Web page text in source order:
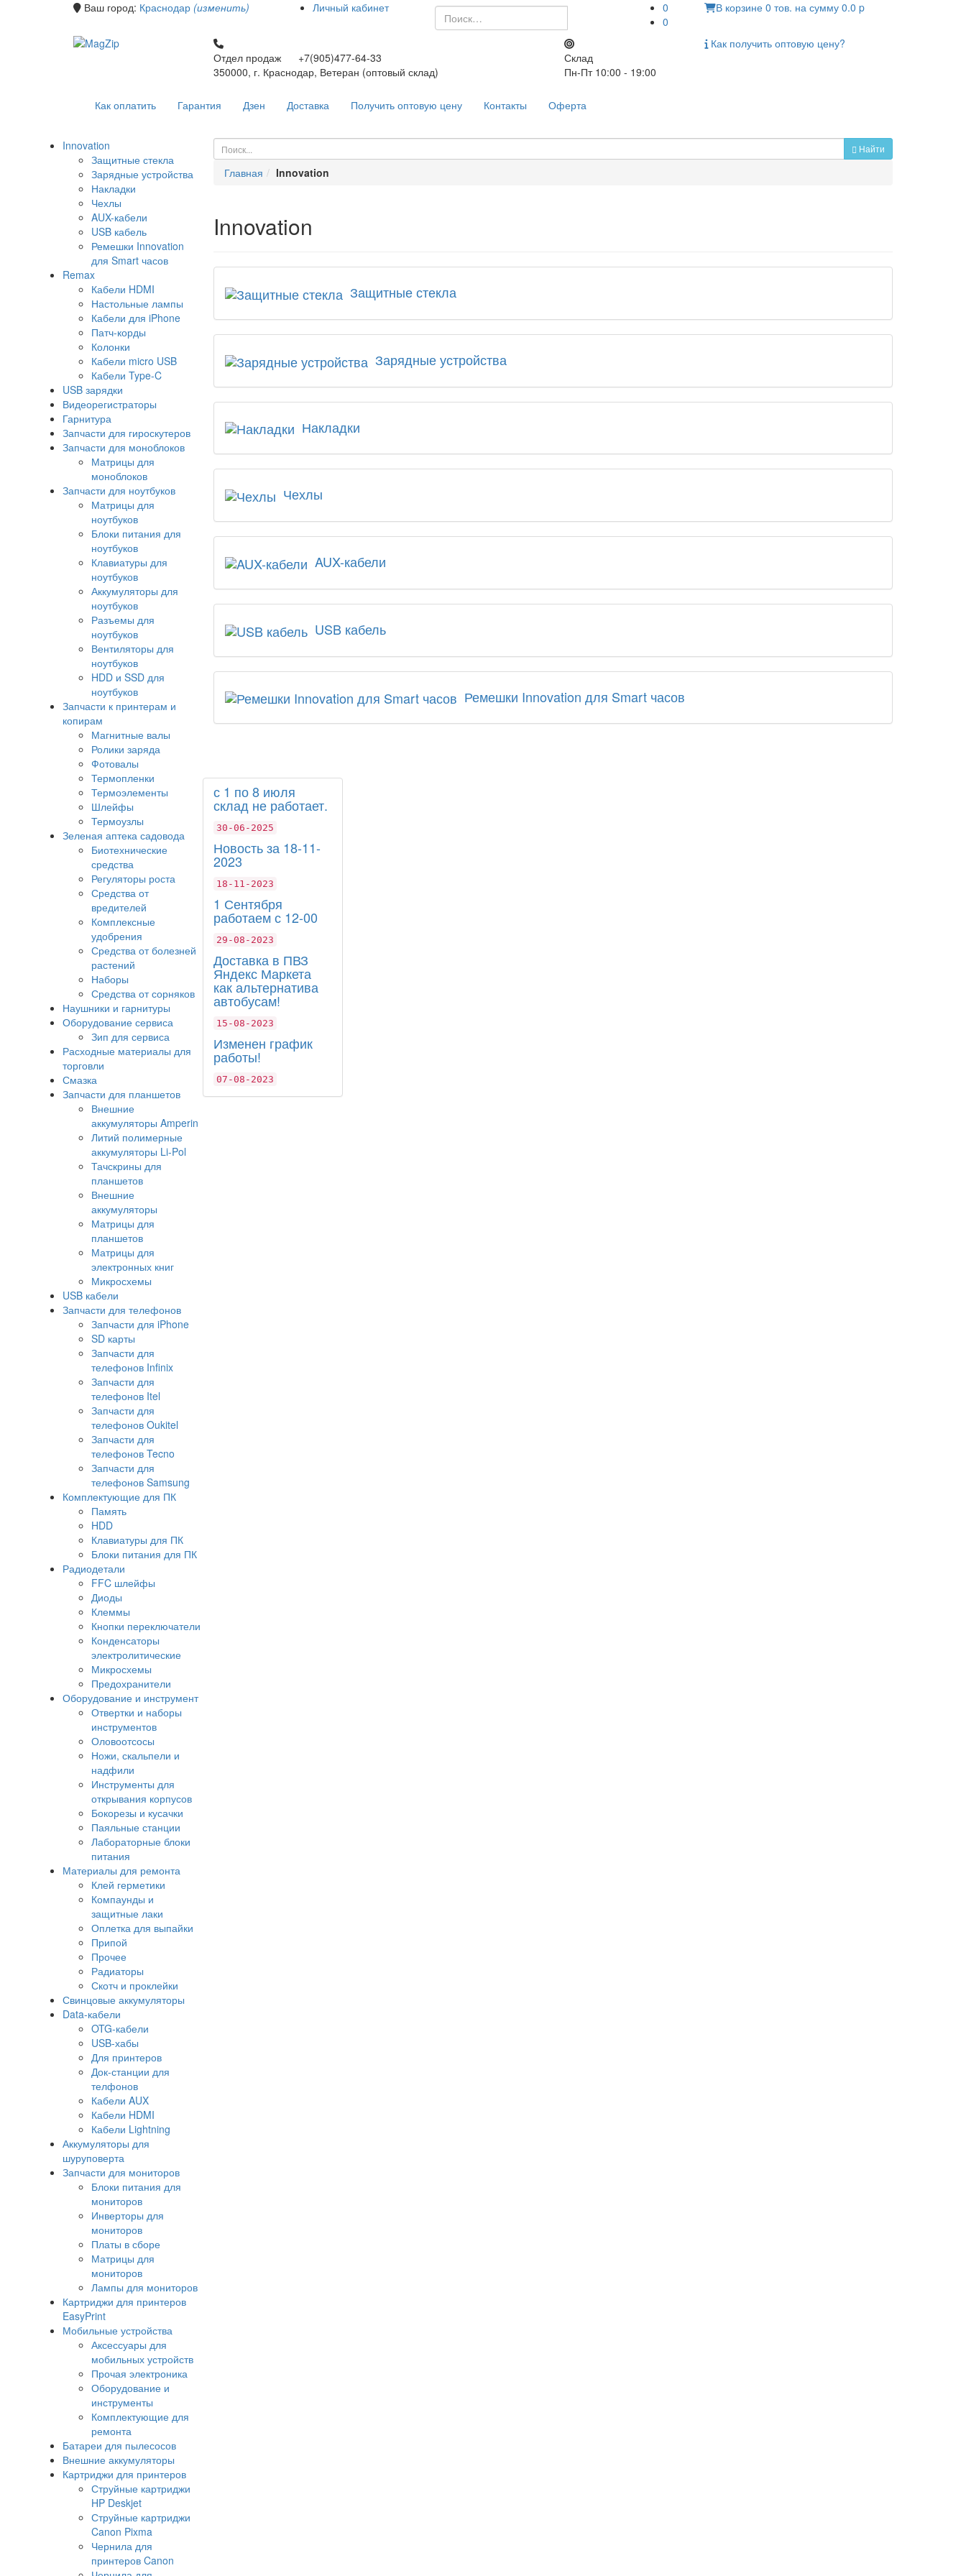
Ваш город: Краснодар (изменить) Личный кабинет
0
0
В корзине 0 тов. на сумму 0.0 p
Отдел продаж +7(905)477-64-33
350000, г. Краснодар, Ветеран (оптовый склад)
Склад
Пн-Пт 10:00 - 19:00
Как получить оптовую цену?
Как оплатить Гарантия Дзен Доставка Получить оптовую цену Контакты Оферта
Innovation
Защитные стекла
Зарядные устройства
Накладки
Чехлы
AUX-кабели
USB кабель
Ремешки Innovation
для Smart часов
Remax
Кабели HDMI
Настольные лампы
Кабели для iPhone
Патч-корды
Колонки
Кабели micro USB
Кабели Type-C
USB зарядки
Видеорегистраторы
Гарнитура
Запчасти для гироскутеров
Запчасти для моноблоков
Матрицы для
моноблоков
Запчасти для ноутбуков
Матрицы для
ноутбуков
Блоки питания для
ноутбуков
Клавиатуры для
ноутбуков
Аккумуляторы для
ноутбуков
Разъемы для
ноутбуков
Вентиляторы для
ноутбуков
HDD и SSD для
ноутбуков
Запчасти к принтерам и
копирам
Магнитные валы
Ролики заряда
Фотовалы
Термопленки
Термоэлементы
Шлейфы
Термоузлы
Зеленая аптека садовода
Биотехнические
средства
Регуляторы роста
Средства от
вредителей
Комплексные
удобрения
Средства от болезней
растений
Наборы
Средства от сорняков
Наушники и гарнитуры
Оборудование сервиса
Зип для сервиса
Расходные материалы для
торговли
Смазка
Запчасти для планшетов
Внешние
аккумуляторы Amperin
Литий полимерные
аккумуляторы Li-Pol
Тачскрины для
планшетов
Внешние
аккумуляторы
Матрицы для
планшетов
Матрицы для
электронных книг
Микросхемы
USB кабели
Запчасти для телефонов
Запчасти для iPhone
SD карты
Запчасти для
телефонов Infinix
Запчасти для
телефонов Itel
Запчасти для
телефонов Oukitel
Запчасти для
телефонов Tecno
Запчасти для
телефонов Samsung
Комплектующие для ПК
Память
HDD
Клавиатуры для ПК
Блоки питания для ПК
Радиодетали
FFC шлейфы
Диоды
Клеммы
Кнопки переключатели
Конденсаторы
электролитические
Микросхемы
Предохранители
Оборудование и инструмент
Отвертки и наборы
инструментов
Оловоотсосы
Ножи, скальпели и
надфили
Инструменты для
открывания корпусов
Бокорезы и кусачки
Паяльные станции
Лабораторные блоки
питания
Материалы для ремонта
Клей герметики
Компаунды и
защитные лаки
Оплетка для выпайки
Припой
Прочее
Радиаторы
Скотч и проклейки
Свинцовые аккумуляторы
Data-кабели
OTG-кабели
USB-хабы
Для принтеров
Док-станции для
телфонов
Кабели AUX
Кабели HDMI
Кабели Lightning
Аккумуляторы для
шуруповерта
Запчасти для мониторов
Блоки питания для
мониторов
Инверторы для
мониторов
Платы в сборе
Матрицы для
мониторов
Лампы для мониторов
Картриджи для принтеров
EasyPrint
Мобильные устройства
Аксессуары для
мобильных устройств
Прочая электроника
Оборудование и
инструменты
Комплектующие для
ремонта
Батареи для пылесосов
Внешние аккумуляторы
Картриджи для принтеров
Струйные картриджи
HP Deskjet
Струйные картриджи
Canon Pixma
Чернила для
принтеров Canon
Найти
Главная Innovation
Innovation
Защитные стекла
Зарядные устройства
Накладки
Чехлы
AUX-кабели
USB кабель
Ремешки Innovation для Smart часов
с 1 по 8 июля
склад не работает.
30-06-2025
Новость за 18-11-
2023
18-11-2023
1 Сентября
работаем с 12-00
29-08-2023
Доставка в ПВЗ
Яндекс Маркета
как альтернатива
автобусам!
15-08-2023
Изменен график
работы!
07-08-2023